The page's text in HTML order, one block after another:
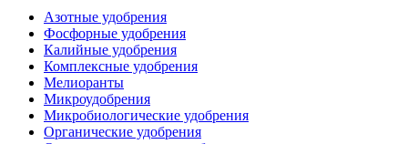
Азотные удобрения
Фосфорные удобрения
Калийные удобрения
Комплексные удобрения
Мелиоранты
Микроудобрения
Микробиологические удобрения
Органические удобрения